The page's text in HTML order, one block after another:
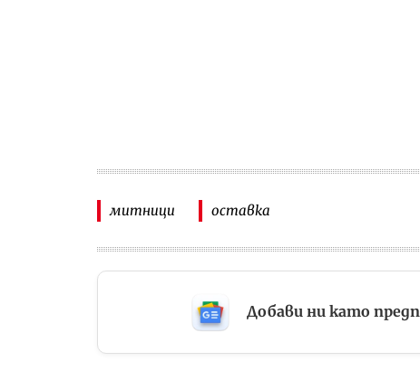
митници оставка
Добави ни като